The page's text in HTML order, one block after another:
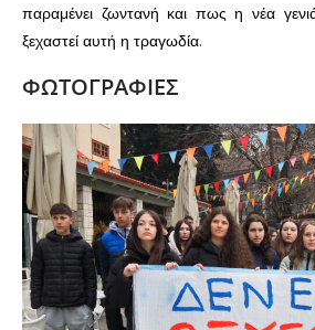
παραμένει ζωντανή και πως η νέα
ξεχαστεί αυτή η τραγωδία.
ΦΩΤΟΓΡΑΦΙΕΣ